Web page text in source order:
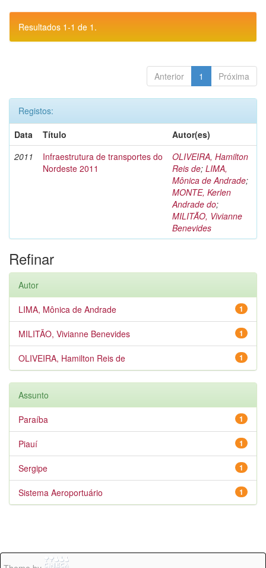
Resultados 1-1 de 1.
Anterior 1 Próxima
Registos:
Data
Título
Autor(es)
2011
Infraestrutura de transportes do
Nordeste 2011
OLIVEIRA, Hamilton
Reis de; LIMA,
Mônica de Andrade;
MONTE, Kerlen
Andrade do;
MILITÃO, Vivianne
Benevides
Refinar
Autor
1
LIMA, Mônica de Andrade
1
MILITÃO, Vivianne Benevides
1
OLIVEIRA, Hamilton Reis de
Assunto
1
Paraíba
1
Piauí
1
Sergipe
1
Sistema Aeroportuário